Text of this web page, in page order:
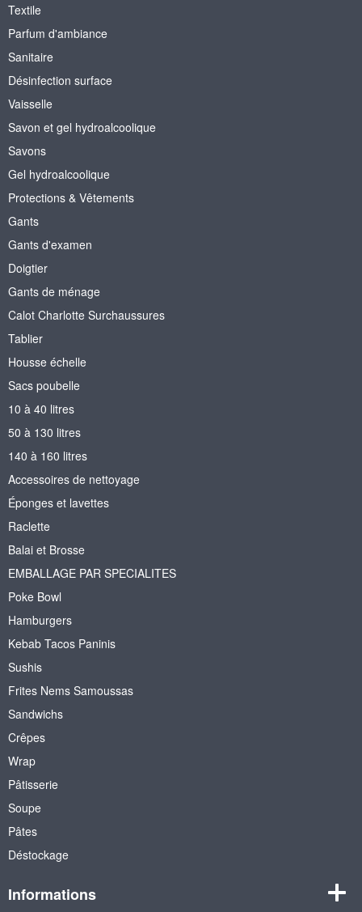
Textile
Parfum d'ambiance
Sanitaire
Désinfection surface
Vaisselle
Savon et gel hydroalcoolique
Savons
Gel hydroalcoolique
Protections & Vêtements
Gants
Gants d'examen
Doigtier
Gants de ménage
Calot Charlotte Surchaussures
Tablier
Housse échelle
Sacs poubelle
10 à 40 litres
50 à 130 litres
140 à 160 litres
Accessoires de nettoyage
Éponges et lavettes
Raclette
Balai et Brosse
EMBALLAGE PAR SPECIALITES
Poke Bowl
Hamburgers
Kebab Tacos Paninis
Sushis
Frites Nems Samoussas
Sandwichs
Crêpes
Wrap
Pâtisserie
Soupe
Pâtes
Déstockage
Informations